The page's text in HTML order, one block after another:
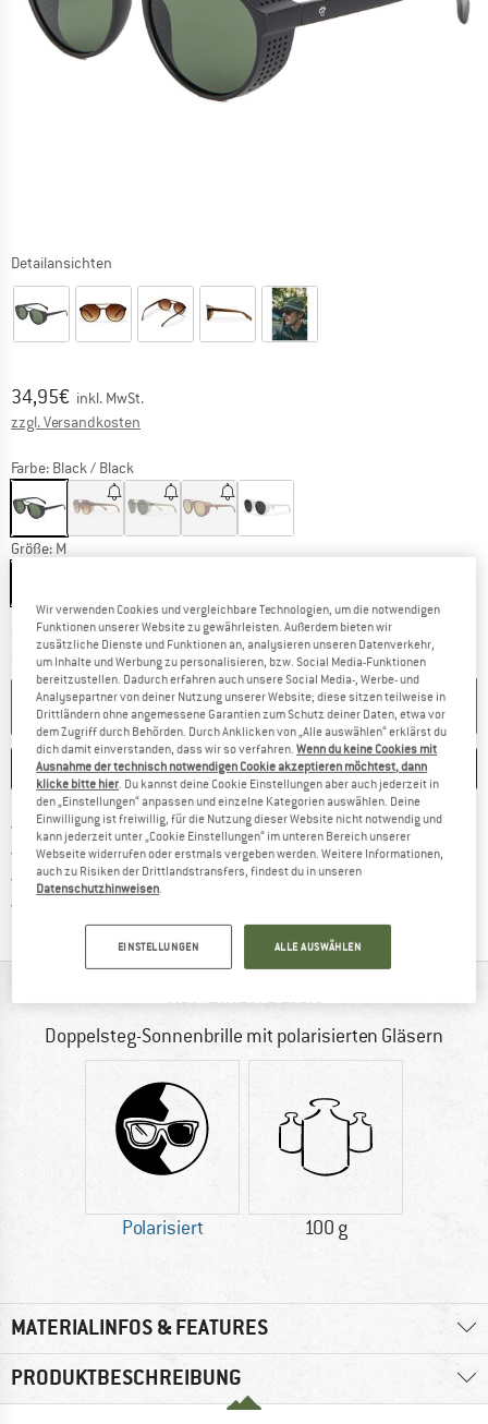
Detailansichten
Preis:
34,95€ inkl. MwSt.
zzgl. Versandkosten
Farbe: Black / Black
Größe: M
Lieferzeit: 2-4 WerktageDer Link öffnet sich in einer Infobox und
Menge:
IN DEN WARENKORB
MERKEN VERGLEICHEN
Portofrei ab 69 € (AT)Finde mehr Informationen zu den
100 Tage RückgaberechtGehe hier zu den Rückgabe-
Kauf auf RechnungFinde die Zahlungs-Infos hier! Öffnet
AUF EINEN BLICK
Doppelsteg-Sonnenbrille mit polarisierten Gläsern
Polarisiert 100 g
MATERIALINFOS & FEATURES
PRODUKTBESCHREIBUNG
Wir verwenden Cookies und vergleichbare Technologien, um die notwendigen
Funktionen unserer Website zu gewährleisten. Außerdem bieten wir
zusätzliche Dienste und Funktionen an, analysieren unseren Datenverkehr,
um Inhalte und Werbung zu personalisieren, bzw. Social Media-Funktionen
bereitzustellen. Dadurch erfahren auch unsere Social Media-, Werbe- und
Analysepartner von deiner Nutzung unserer Website; diese sitzen teilweise in
Drittländern ohne angemessene Garantien zum Schutz deiner Daten, etwa vor
dem Zugriff durch Behörden. Durch Anklicken von „Alle auswählen“ erklärst du
dich damit einverstanden, dass wir so verfahren.Wenn du keine Cookies mit
Ausnahme der technisch notwendigen Cookie akzeptieren möchtest, dann
klicke bitte hier . Du kannst deine Cookie Einstellungen aber auch jederzeit in
den „Einstellungen“ anpassen und einzelne Kategorien auswählen. Deine
Einwilligung ist freiwillig, für die Nutzung dieser Website nicht notwendig und
kann jederzeit unter „Cookie Einstellungen“ im unteren Bereich unserer
Webseite widerrufen oder erstmals vergeben werden. Weitere Informationen,
auch zu Risiken der Drittlandstransfers, findest du in unseren
Datenschutzhinweisen
EINSTELLUNGEN ALLE AUSWÄHLEN